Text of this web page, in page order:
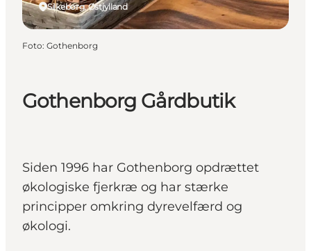
Gothenborg Gårdbutik
Siden 1996 har Gothenborg opdrættet
økologiske fjerkræ og har stærke
principper omkring dyrevelfærd og
økologi.
Silkeborg, Østjylland
Foto: Gothenborg